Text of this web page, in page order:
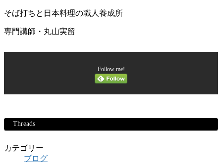
そば打ちと日本料理の職人養成所
専門講師・丸山実留
Follow me!
Threads
カテゴリー
ブログ